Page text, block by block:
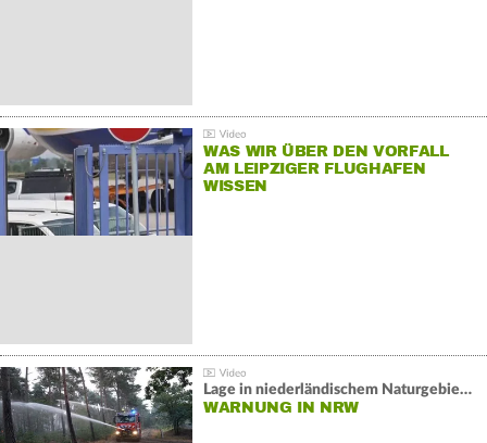
WAS WIR ÜBER DEN VORFALL
AM LEIPZIGER FLUGHAFEN
WISSEN
Lage in niederländischem Naturgebiet stabil
WARNUNG IN NRW